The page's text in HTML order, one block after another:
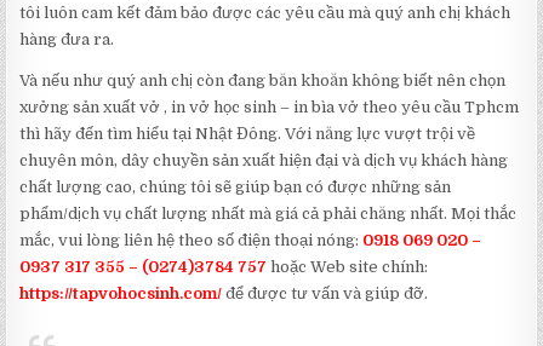
tôi luôn cam kết đảm bảo được các yêu cầu mà quý anh chị khách
hàng đưa ra.
Và nếu như quý anh chị còn đang băn khoăn không biết nên chọn
xưởng sản xuất vở , in vở học sinh – in bìa vở theo yêu cầu Tphcm
thì hãy đến tìm hiểu tại Nhật Đông. Với năng lực vượt trội về
chuyên môn, dây chuyền sản xuất hiện đại và dịch vụ khách hàng
chất lượng cao, chúng tôi sẽ giúp bạn có được những sản
phẩm/dịch vụ chất lượng nhất mà giá cả phải chăng nhất. Mọi thắc
mắc, vui lòng liên hệ theo số điện thoại nóng: 0918 069 020 –
0937 317 355 – (0274)3784 757 hoặc Web site chính:
https://tapvohocsinh.com/ để được tư vấn và giúp đỡ.